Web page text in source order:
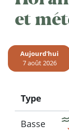
et
Aujourd'hui
7 août 2026
Type
Basse